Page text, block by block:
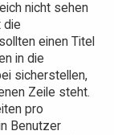
nicht sehen
die
einen Titel
in die
sicherstellen,
Zeile steht.
pro
Benutzer